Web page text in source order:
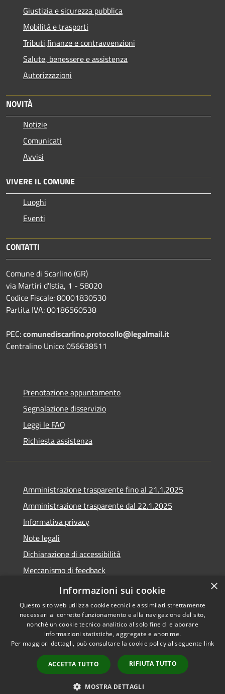
Giustizia e sicurezza pubblica
Mobilità e trasporti
Tributi,finanze e contravvenzioni
Salute, benessere e assistenza
Autorizzazioni
NOVITÀ
Notizie
Comunicati
Avvisi
VIVERE IL COMUNE
Luoghi
Eventi
CONTATTI
Comune di Scarlino (GR)
via Martiri d'Istia, 1 - 58020
Codice Fiscale: 80001830530
Partita IVA: 00186560538
PEC:comunediscarlino.protocollo@legalmail.it
Centralino Unico: 056638511
Prenotazione appuntamento
Segnalazione disservizio
Leggi le FAQ
Richiesta assistenza
Amministrazione trasparente fino al 21.1.2025
Amministrazione trasparente dal 22.1.2025
Informativa privacy
Note legali
Dichiarazione di accessibilità
Meccanismo di feedback
Whistleblowing
Accessibilità
Copyright © 2020 •
Comune di Scarlino •
Powered byMunicipium
Accesso redazione
×
Informazioni sui cookie
Questo sito web utilizza cookie tecnici e assimilati strettamente
necessari al corretto funzionamento e alla navigazione del sito,
nonché un cookie tecnico analitico al solo fine di elaborare
informazioni statistiche, aggregate e anonime.
Per maggiori dettagli, può consultare la cookie policy al seguente link
ACCETTA TUTTO RIFIUTA TUTTO
MOSTRA DETTAGLI